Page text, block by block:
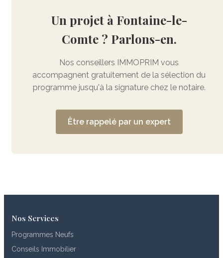
Un projet à Fontaine-le-
Comte ? Parlons-en.
Nos conseillers IMMOPRIM vous
accompagnent gratuitement de la sélection du
programme jusqu'à la signature chez le notaire.
Être rappelé par un expert
Nos Services
Programmes Neufs
Conseils Immobilier